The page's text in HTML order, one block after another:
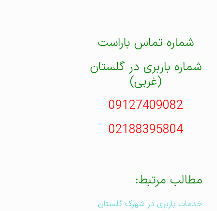
شماره تماس باراست
شماره باربری در گلستان
(غربی)
09127409082
02188395804
مطالب مرتبط:
خدمات باربری در شهرک گلستان